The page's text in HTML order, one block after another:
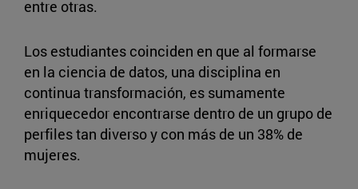
entre otras.
Los estudiantes coinciden en que al formarse
en la ciencia de datos, una disciplina en
continua transformación, es sumamente
enriquecedor encontrarse dentro de un grupo de
perfiles tan diverso y con más de un 38% de
mujeres.